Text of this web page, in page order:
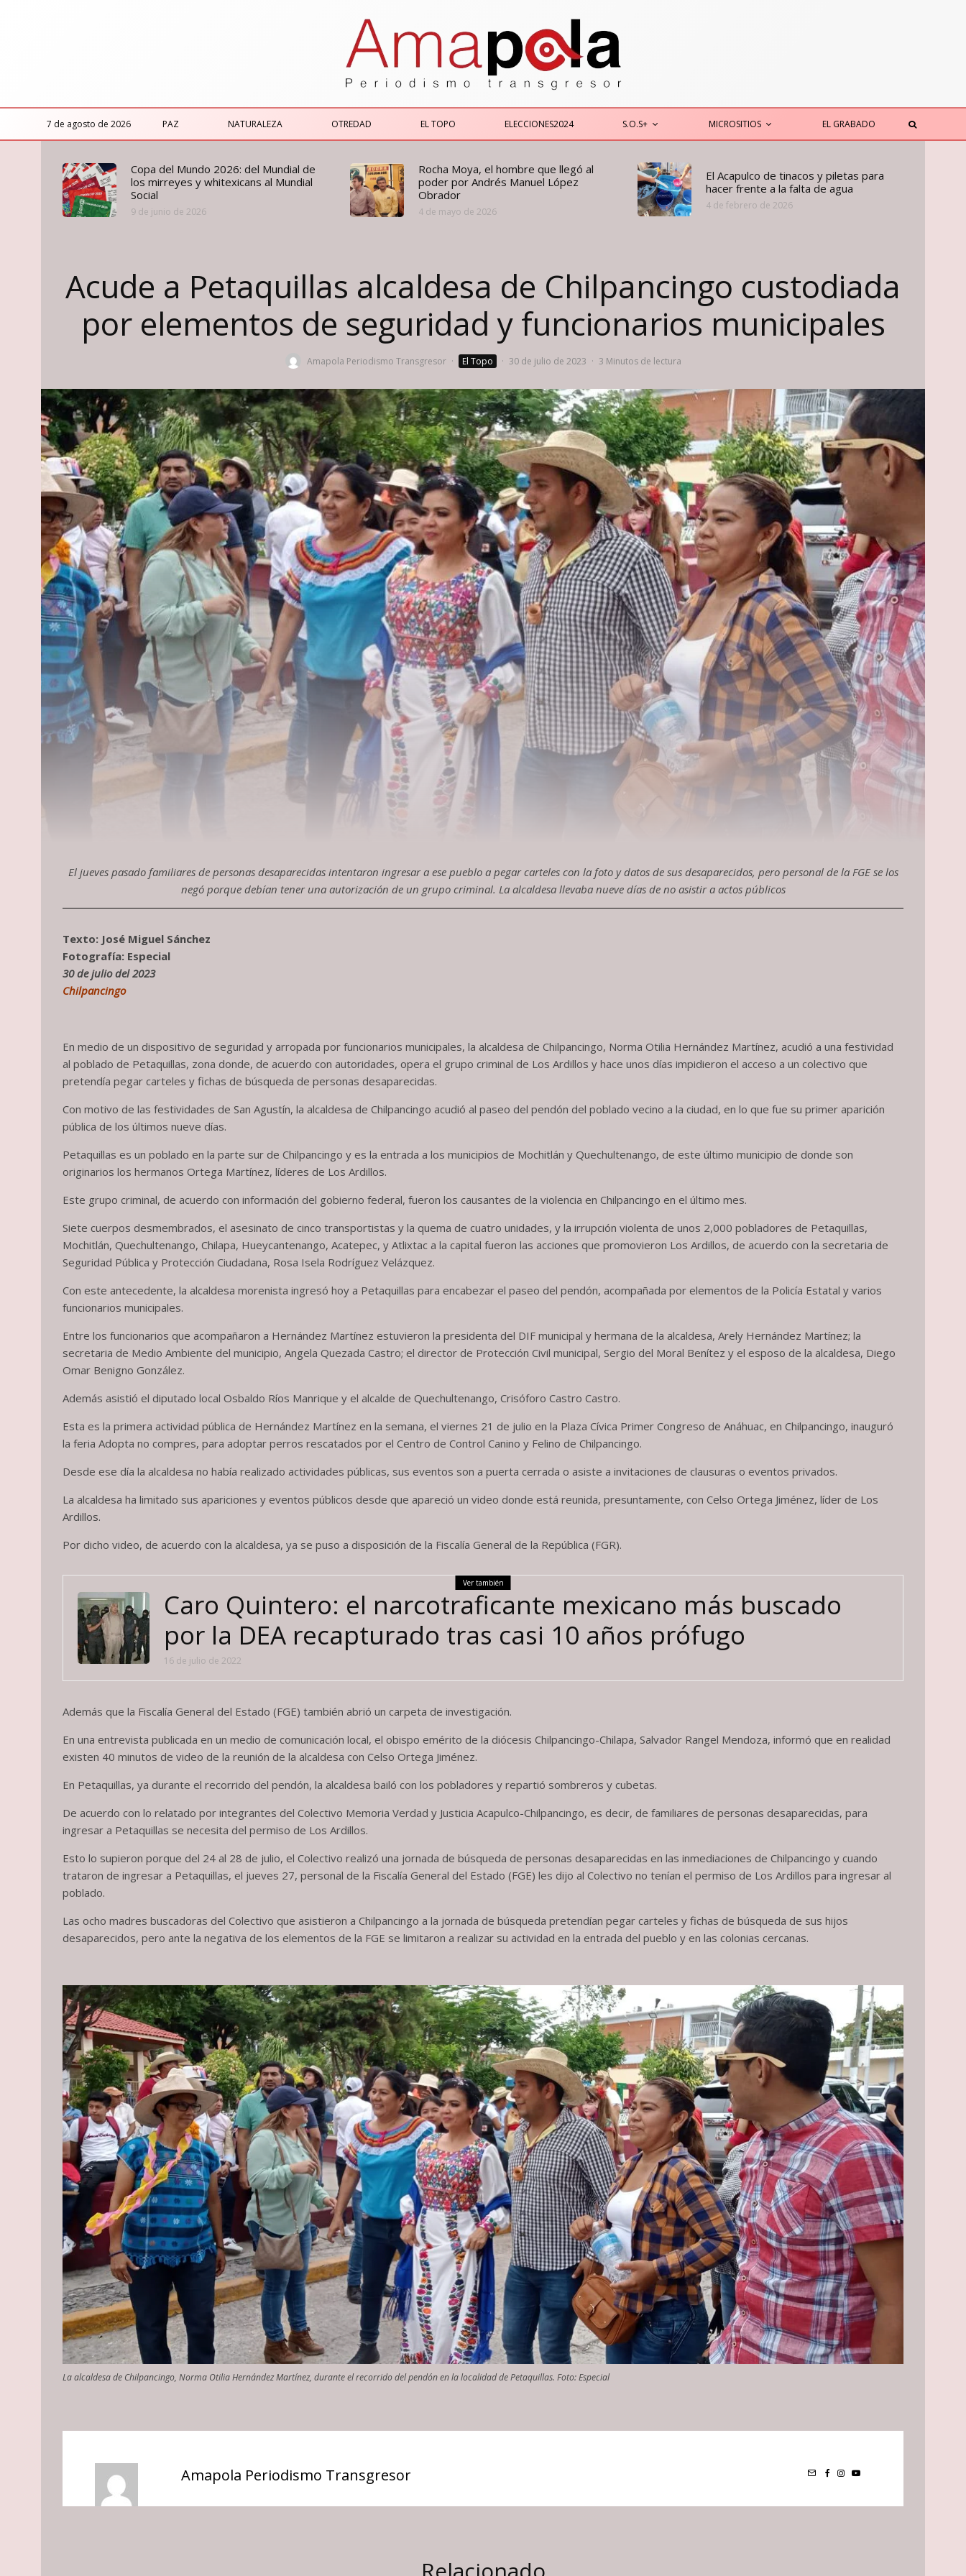
7 de agosto de 2026 PAZ NATURALEZA OTREDAD EL TOPO ELECCIONES2024 S.O.S+ MICROSITIOS EL GRABADO
Copa del Mundo 2026: del Mundial de
los mirreyes y whitexicans al Mundial
Social
9 de junio de 2026
Rocha Moya, el hombre que llegó al
poder por Andrés Manuel López
Obrador
4 de mayo de 2026
El Acapulco de tinacos y piletas para
hacer frente a la falta de agua
4 de febrero de 2026
Acude a Petaquillas alcaldesa de Chilpancingo custodiada
por elementos de seguridad y funcionarios municipales
Amapola Periodismo Transgresor · El Topo · 30 de julio de 2023 · 3 Minutos de lectura
El jueves pasado familiares de personas desaparecidas intentaron ingresar a ese pueblo a pegar carteles con la foto y datos de sus desaparecidos, pero personal de la FGE se los
negó porque debían tener una autorización de un grupo criminal. La alcaldesa llevaba nueve días de no asistir a actos públicos
Texto: José Miguel Sánchez
Fotografía: Especial
30 de julio del 2023
Chilpancingo
En medio de un dispositivo de seguridad y arropada por funcionarios municipales, la alcaldesa de Chilpancingo, Norma Otilia Hernández Martínez, acudió a una festividad
al poblado de Petaquillas, zona donde, de acuerdo con autoridades, opera el grupo criminal de Los Ardillos y hace unos días impidieron el acceso a un colectivo que
pretendía pegar carteles y fichas de búsqueda de personas desaparecidas.
Con motivo de las festividades de San Agustín, la alcaldesa de Chilpancingo acudió al paseo del pendón del poblado vecino a la ciudad, en lo que fue su primer aparición
pública de los últimos nueve días.
Petaquillas es un poblado en la parte sur de Chilpancingo y es la entrada a los municipios de Mochitlán y Quechultenango, de este último municipio de donde son
originarios los hermanos Ortega Martínez, líderes de Los Ardillos.
Este grupo criminal, de acuerdo con información del gobierno federal, fueron los causantes de la violencia en Chilpancingo en el último mes.
Siete cuerpos desmembrados, el asesinato de cinco transportistas y la quema de cuatro unidades, y la irrupción violenta de unos 2,000 pobladores de Petaquillas,
Mochitlán, Quechultenango, Chilapa, Hueycantenango, Acatepec, y Atlixtac a la capital fueron las acciones que promovieron Los Ardillos, de acuerdo con la secretaria de
Seguridad Pública y Protección Ciudadana, Rosa Isela Rodríguez Velázquez.
Con este antecedente, la alcaldesa morenista ingresó hoy a Petaquillas para encabezar el paseo del pendón, acompañada por elementos de la Policía Estatal y varios
funcionarios municipales.
Entre los funcionarios que acompañaron a Hernández Martínez estuvieron la presidenta del DIF municipal y hermana de la alcaldesa, Arely Hernández Martínez; la
secretaria de Medio Ambiente del municipio, Angela Quezada Castro; el director de Protección Civil municipal, Sergio del Moral Benítez y el esposo de la alcaldesa, Diego
Omar Benigno González.
Además asistió el diputado local Osbaldo Ríos Manrique y el alcalde de Quechultenango, Crisóforo Castro Castro.
Esta es la primera actividad pública de Hernández Martínez en la semana, el viernes 21 de julio en la Plaza Cívica Primer Congreso de Anáhuac, en Chilpancingo, inauguró
la feria Adopta no compres, para adoptar perros rescatados por el Centro de Control Canino y Felino de Chilpancingo.
Desde ese día la alcaldesa no había realizado actividades públicas, sus eventos son a puerta cerrada o asiste a invitaciones de clausuras o eventos privados.
La alcaldesa ha limitado sus apariciones y eventos públicos desde que apareció un video donde está reunida, presuntamente, con Celso Ortega Jiménez, líder de Los
Ardillos.
Por dicho video, de acuerdo con la alcaldesa, ya se puso a disposición de la Fiscalía General de la República (FGR).
Ver también
Caro Quintero: el narcotraficante mexicano más buscado
por la DEA recapturado tras casi 10 años prófugo
16 de julio de 2022
Además que la Fiscalía General del Estado (FGE) también abrió un carpeta de investigación.
En una entrevista publicada en un medio de comunicación local, el obispo emérito de la diócesis Chilpancingo-Chilapa, Salvador Rangel Mendoza, informó que en realidad
existen 40 minutos de video de la reunión de la alcaldesa con Celso Ortega Jiménez.
En Petaquillas, ya durante el recorrido del pendón, la alcaldesa bailó con los pobladores y repartió sombreros y cubetas.
De acuerdo con lo relatado por integrantes del Colectivo Memoria Verdad y Justicia Acapulco-Chilpancingo, es decir, de familiares de personas desaparecidas, para
ingresar a Petaquillas se necesita del permiso de Los Ardillos.
Esto lo supieron porque del 24 al 28 de julio, el Colectivo realizó una jornada de búsqueda de personas desaparecidas en las inmediaciones de Chilpancingo y cuando
trataron de ingresar a Petaquillas, el jueves 27, personal de la Fiscalía General del Estado (FGE) les dijo al Colectivo no tenían el permiso de Los Ardillos para ingresar al
poblado.
Las ocho madres buscadoras del Colectivo que asistieron a Chilpancingo a la jornada de búsqueda pretendían pegar carteles y fichas de búsqueda de sus hijos
desaparecidos, pero ante la negativa de los elementos de la FGE se limitaron a realizar su actividad en la entrada del pueblo y en las colonias cercanas.
La alcaldesa de Chilpancingo, Norma Otilia Hernández Martínez, durante el recorrido del pendón en la localidad de Petaquillas. Foto: Especial
Amapola Periodismo Transgresor